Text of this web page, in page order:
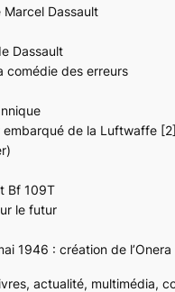
Marcel Dassault
Dassault
comédie des erreurs
embarqué de la Luftwaffe
Bf 109T
le futur
1946 : création de l’Onera
actualité, multimédia,